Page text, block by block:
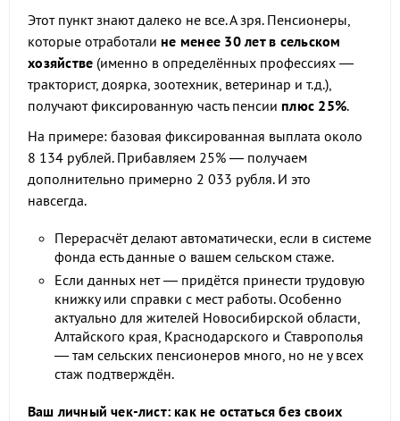
Этот пункт знают далеко не все. А зря. Пенсионеры,
которые отработали не менее 30 лет в сельском
хозяйстве (именно в определённых профессиях —
тракторист, доярка, зоотехник, ветеринар и т.д.),
получают фиксированную часть пенсии плюс 25%.
На примере: базовая фиксированная выплата около
8 134 рублей. Прибавляем 25% — получаем
дополнительно примерно 2 033 рубля. И это
навсегда.
Перерасчёт делают автоматически, если в системе
фонда есть данные о вашем сельском стаже.
Если данных нет — придётся принести трудовую
книжку или справки с мест работы. Особенно
актуально для жителей Новосибирской области,
Алтайского края, Краснодарского и Ставрополья
— там сельских пенсионеров много, но не у всех
стаж подтверждён.
Ваш личный чек-лист: как не остаться без своих